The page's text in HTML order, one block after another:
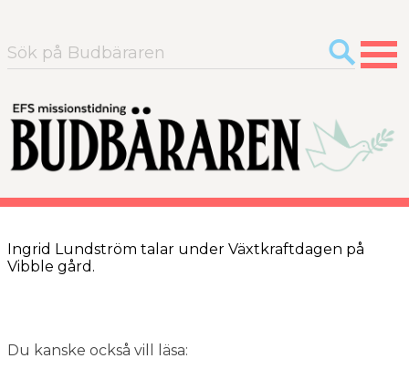
Sök
efter:
Ingrid Lundström talar under Växtkraftdagen på
Vibble gård.
Du kanske också vill läsa: